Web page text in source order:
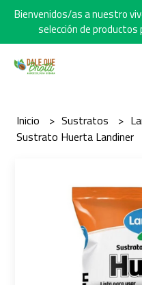
Bienvenidos/as a nuestro
selección de
Inicio Sustratos
Sustrato Huerta Landiner